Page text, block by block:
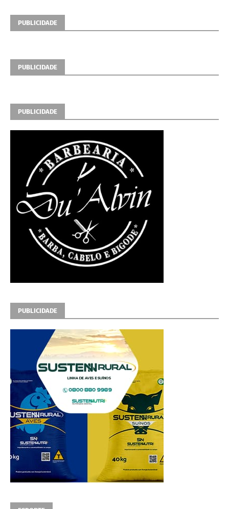
PUBLICIDADE
PUBLICIDADE
PUBLICIDADE
PUBLICIDADE